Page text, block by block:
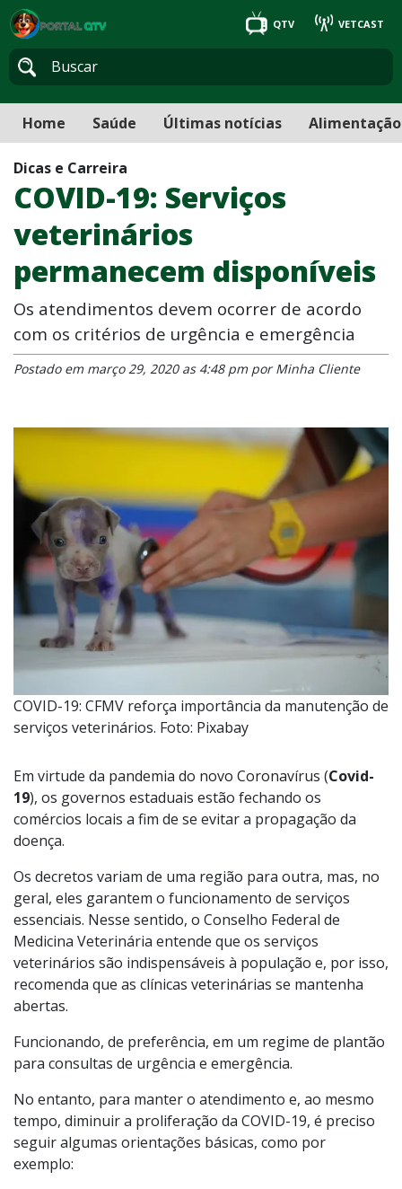
QTV VETCAST
Home Saúde Últimas notícias Alimentação
Dicas e Carreira
COVID-19: Serviços
veterinários
permanecem disponíveis
Os atendimentos devem ocorrer de acordo
com os critérios de urgência e emergência
Postado em março 29, 2020 as 4:48 pm por Minha Cliente
COVID-19: CFMV reforça importância da manutenção de
serviços veterinários. Foto: Pixabay
Em virtude da pandemia do novo Coronavírus (Covid-
19), os governos estaduais estão fechando os
comércios locais a fim de se evitar a propagação da
doença.
Os decretos variam de uma região para outra, mas, no
geral, eles garantem o funcionamento de serviços
essenciais. Nesse sentido, o Conselho Federal de
Medicina Veterinária entende que os serviços
veterinários são indispensáveis à população e, por isso,
recomenda que as clínicas veterinárias se mantenha
abertas.
Funcionando, de preferência, em um regime de plantão
para consultas de urgência e emergência.
No entanto, para manter o atendimento e, ao mesmo
tempo, diminuir a proliferação da COVID-19, é preciso
seguir algumas orientações básicas, como por
exemplo: